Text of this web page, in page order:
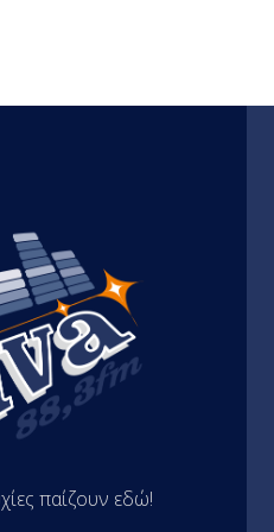
παίζουν εδώ!